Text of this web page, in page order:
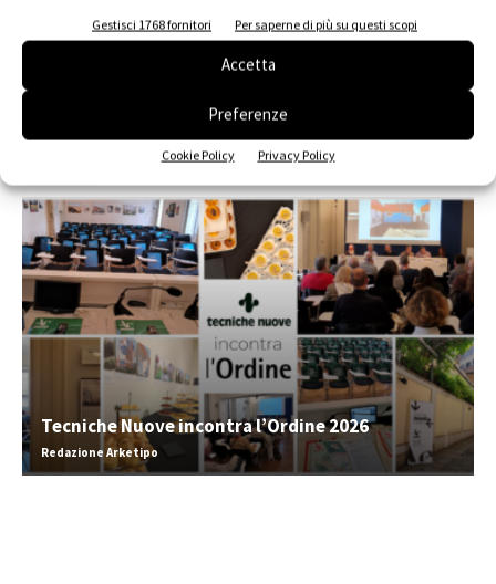
Gestisci 1768 fornitori Per saperne di più su questi scopi
Accetta
Preferenze
Cookie Policy Privacy Policy
Abbonati e regala
Tecniche Nuove incontra l’Ordine 2026
Redazione Arketipo